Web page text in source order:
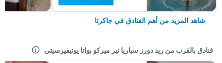
شاهد المزيد من أهم الفنادق في جاكرتا
فنادق بالقرب من ريد دورز سياريا نير ميركو بوانا يونيفيرسيتي